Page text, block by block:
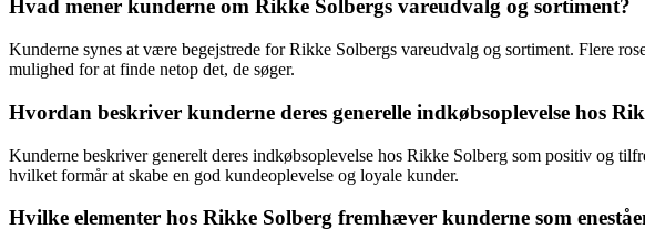
Hvad mener kunderne om Rikke Solbergs vareudvalg og sortiment?
Kunderne synes at være begejstrede for Rikke Solbergs vareudvalg og sortiment. Flere
mulighed for at finde netop det, de søger.
Hvordan beskriver kunderne deres generelle indkøbsoplevelse hos
Kunderne beskriver generelt deres indkøbsoplevelse hos Rikke Solberg som positiv og
hvilket formår at skabe en god kundeoplevelse og loyale kunder.
Hvilke elementer hos Rikke Solberg fremhæver kunderne som